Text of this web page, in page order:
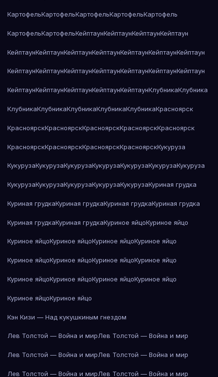
КартофельКартофельКартофельКартофельКартофель
КартофельКартофельКейптаунКейптаунКейптаунКейптаун
КейптаунКейптаунКейптаунКейптаунКейптаунКейптаунКейптаун
КейптаунКейптаунКейптаунКейптаунКейптаунКейптаунКейптаун
КейптаунКейптаунКейптаунКейптаунКейптаунКлубникаКлубника
КлубникаКлубникаКлубникаКлубникаКлубникаКрасноярск
КрасноярскКрасноярскКрасноярскКрасноярскКрасноярск
КрасноярскКрасноярскКрасноярскКрасноярскКукуруза
КукурузаКукурузаКукурузаКукурузаКукурузаКукурузаКукуруза
КукурузаКукурузаКукурузаКукурузаКукурузаКуриная грудка
Куриная грудкаКуриная грудкаКуриная грудкаКуриная грудка
Куриная грудкаКуриная грудкаКуриное яйцоКуриное яйцо
Куриное яйцоКуриное яйцоКуриное яйцоКуриное яйцо
Куриное яйцоКуриное яйцоКуриное яйцоКуриное яйцо
Куриное яйцоКуриное яйцоКуриное яйцоКуриное яйцо
Куриное яйцоКуриное яйцо
Кэн Кизи — Над кукушкиным гнездом
Лев Толстой — Война и мирЛев Толстой — Война и мир
Лев Толстой — Война и мирЛев Толстой — Война и мир
Лев Толстой — Война и мирЛев Толстой — Война и мир